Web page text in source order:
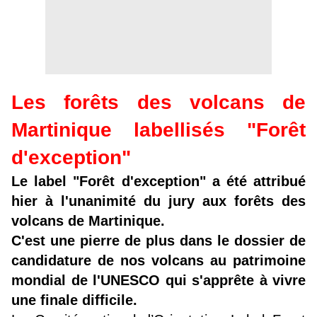
Les forêts des volcans de
Martinique labellisés "Forêt
d'exception"
Le label "Forêt d'exception" a été attribué
hier à l'unanimité du jury aux forêts des
volcans de Martinique.
C'est une pierre de plus dans le dossier de
candidature de nos volcans au patrimoine
mondial de l'UNESCO qui s'apprête à vivre
une finale difficile.